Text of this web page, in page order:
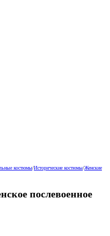
костюмы/Исторические костюмы/Женские
послевоенное